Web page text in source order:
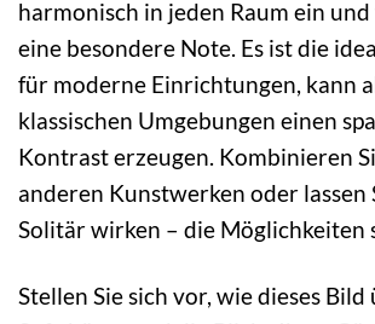
harmonisch in jeden Raum ein
eine besondere Note. Es ist die
für moderne Einrichtungen, kann
klassischen Umgebungen einen
Kontrast erzeugen. Kombinieren
anderen Kunstwerken oder lassen
Solitär wirken – die Möglichkeiten
Stellen Sie sich vor, wie dieses